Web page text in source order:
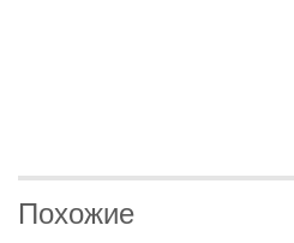
Похожие